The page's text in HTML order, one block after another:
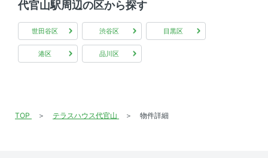
代官山駅周辺の区から探す
世田谷区 渋谷区 目黒区
港区 品川区
TOP テラスハウス代官山 物件詳細